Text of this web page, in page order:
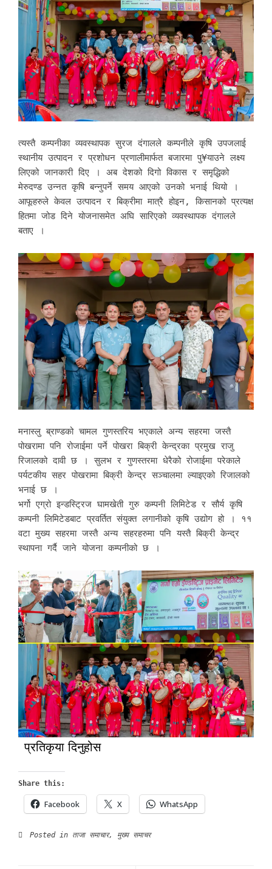
त्यस्तै कम्पनीका व्यवस्थापक सुरज दंगालले कम्पनीले कृषि उपजलाई
स्थानीय उत्पादन र प्रशोधन प्रणालीमार्फत बजारमा पु¥याउने लक्ष्य
लिएको जानकारी दिए । अब देशको दिगो विकास र समृद्धिको
मेरुदण्ड उन्नत कृषि बन्नुपर्ने समय आएको उनको भनाई थियो ।
आफूहरुले केवल उत्पादन र बिक्रीमा मात्रै होइन, किसानको प्रत्यक्ष
हितमा जोड दिने योजनासमेत अघि सारिएको व्यवस्थापक दंगालले
बताए ।
मनास्लु ब्राण्डको चामल गुणस्तरिय भएकाले अन्य सहरमा जस्तै
पोखरामा पनि रोजाईमा पर्ने पोखरा बिक्री केन्द्रका प्रमुख राजु
रिजालको दावी छ । सुलभ र गुणस्तरमा धेरैको रोजाईमा परेकाले
पर्यटकीय सहर पोखरामा बिक्री केन्द्र सञ्चालमा ल्याइएको रिजालको
भनाई छ ।
भर्गो एग्रो इन्डस्ट्रिज घामखेती गुरु कम्पनी लिमिटेड र सौर्य कृषि
कम्पनी लिमिटेडबाट प्रवर्तित संयुक्त लगानीको कृषि उद्योग हो । ११
वटा मुख्य सहरमा जस्तै अन्य सहरहरुमा पनि यस्तै बिक्री केन्द्र
स्थापना गर्दै जाने योजना कम्पनीको छ ।
प्रतिकृया दिनुहोस
Share this:
Facebook X WhatsApp
Posted in ताजा समाचार, मुख्य समाचर